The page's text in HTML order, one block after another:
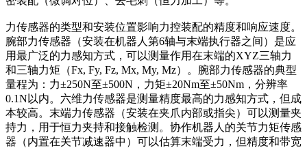
力传感器的类型和安装位置影响力控装配的精度和响应速度。
腕部力传感器（安装在机器人第6轴与末端执行器之间）是应
用最广泛的力感知方式，可以测量作用在末端的XYZ三轴力
和三轴力矩（Fx, Fy, Fz, Mx, My, Mz）。腕部力传感器的典型
量程为：力±250N至±500N，力矩±20Nm至±50Nm，分辨率
0.1N以内。六维力传感器是测量精度最高的力感知方式，但成
本较高。末端力传感器（安装在夹爪内部或指尖）可以测量夹
持力，用于恒力夹持和接触检测。协作机器人的关节力矩传感
器（内置在关节减速器中）可以估算末端受力，但精度和带宽